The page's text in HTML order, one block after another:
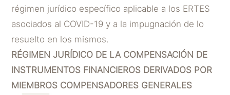
régimen jurídico específico aplicable a los ERTES
asociados al COVID-19 y a la impugnación de lo
resuelto en los mismos.
RÉGIMEN JURÍDICO DE LA COMPENSACIÓN DE
INSTRUMENTOS FINANCIEROS DERIVADOS POR
MIEMBROS COMPENSADORES GENERALES